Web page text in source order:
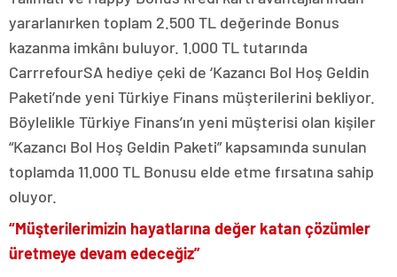
yararlanırken toplam 2.500 TL değerinde Bonus
kazanma imkânı buluyor. 1.000 TL tutarında
CarrrefourSA hediye çeki de ‘Kazancı Bol Hoş Geldin
Paketi’nde yeni Türkiye Finans müşterilerini bekliyor.
Böylelikle Türkiye Finans’ın yeni müşterisi olan kişiler
“Kazancı Bol Hoş Geldin Paketi” kapsamında sunulan
toplamda 11.000 TL Bonusu elde etme fırsatına sahip
oluyor.
“Müşterilerimizin hayatlarına değer katan çözümler
üretmeye devam edeceğiz”